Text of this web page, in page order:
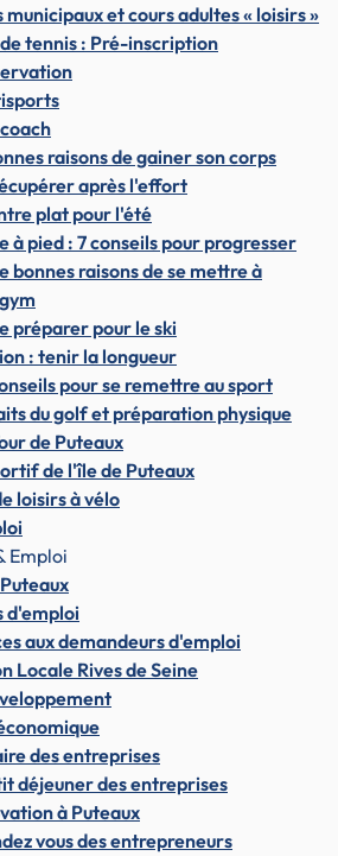
municipaux et cours adultes « loisirs »
tennis : Pré-inscription
raisons de gainer son corps
après l'effort
plat pour l'été
à pied : 7 conseils pour progresser
bonnes raisons de se mettre à
préparer pour le ski
: tenir la longueur
pour se remettre au sport
du golf et préparation physique
de Puteaux
de l'île de Puteaux
loisirs à vélo
Emploi
d'emploi
aux demandeurs d'emploi
Locale Rives de Seine
des entreprises
déjeuner des entreprises
à Puteaux
vous des entrepreneurs